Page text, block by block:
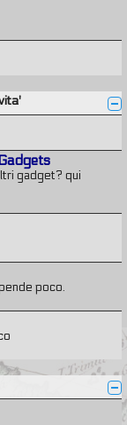
gadget? qui
poco.